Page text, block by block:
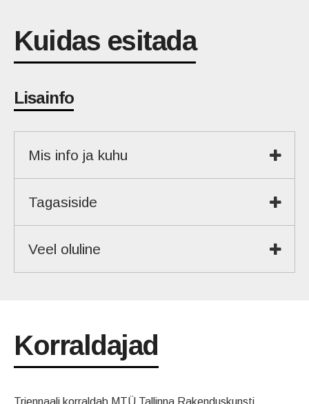
Kuidas esitada
Lisainfo
Mis info ja kuhu
Tagasiside
Veel oluline
Korraldajad
Triennaali korraldab MTÜ Tallinna Rakenduskunsti